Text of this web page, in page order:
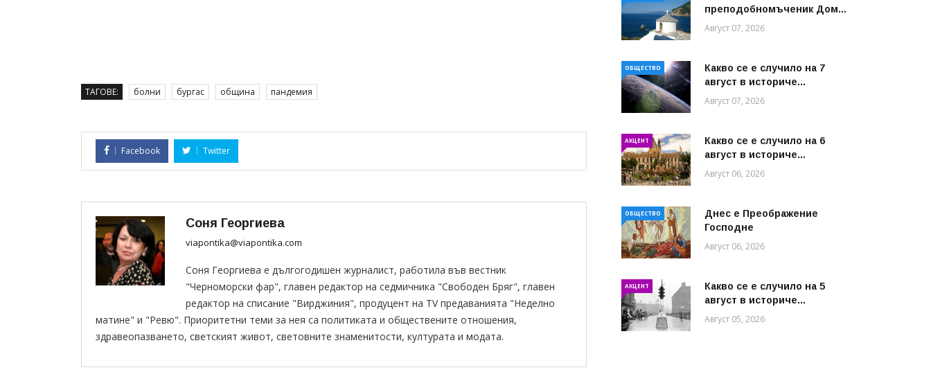
ТАГОВЕ: болни бургас община пандемия
Facebook Twitter
Соня Георгиева
viapontika@viapontika.com
Соня Георгиева е дългогодишен журналист, работила във вестник
"Черноморски фар", главен редактор на седмичника "Свободен Бряг", главен
редактор на списание "Вирджиния", продуцент на TV предаванията "Неделно
матине" и "Ревю". Приоритетни теми за нея са политиката и обществените отношения,
здравеопазването, светският живот, световните знаменитости, културата и модата.
преподобномъченик Дом...
Август 07, 2026
ОБЩЕСТВО
Какво се е случило на 7
август в историче...
Август 07, 2026
АКЦЕНТ
Какво се е случило на 6
август в историче...
Август 06, 2026
ОБЩЕСТВО
Днес е Преображение
Господне
Август 06, 2026
АКЦЕНТ
Какво се е случило на 5
август в историче...
Август 05, 2026